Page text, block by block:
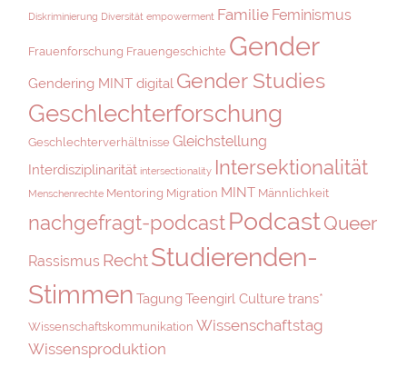
Diskriminierung Diversität empowerment Familie Feminismus
Frauenforschung Frauengeschichte Gender
Gendering MINT digital Gender Studies
Geschlechterforschung
Geschlechterverhältnisse Gleichstellung
Interdisziplinarität intersectionality Intersektionalität
Menschenrechte Mentoring Migration MINT Männlichkeit
nachgefragt-podcastPodcastQueer
Rassismus RechtStudierenden-
Stimmen Tagung Teengirl Culturetrans*
Wissenschaftskommunikation Wissenschaftstag
Wissensproduktion